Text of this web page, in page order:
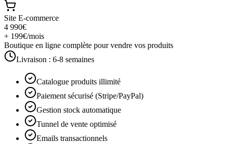
Site E-commerce
4 990€
+ 199€/mois
Boutique en ligne complète pour vendre vos produits
Livraison : 6-8 semaines
Catalogue produits illimité
Paiement sécurisé (Stripe/PayPal)
Gestion stock automatique
Tunnel de vente optimisé
Emails transactionnels